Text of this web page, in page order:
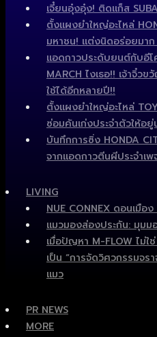
เจี๋ยนอุ๋งอุ๋ง! ติดแก็ส
ตั้งแผงยำใหญ่อะไหล่
มหาชน! แต่งนิดอร่อยมาก
แอดกาวประดับยนต์กับอีโ
MARCH ไงเธอ!! เจ้าจิ๋ว
ใช้ได้อีกหลายปี!!
ตั้งแผงยำใหญ่อะไหล่
ซ่อมคันเก่งประจำตัวให้อ
บันทึกการซิ่ง HONDA
จากแอดกาวตีนผีประจำเพ
LIVING
NUE CONNEX ดอนเมือ
แมวมองส่องประกัน: มุมม
เมื่อปัญหา M-FLOW ไม่ใ
เป็น “การจัดวิศวกรรมจ
แมว
PR NEWS
MORE